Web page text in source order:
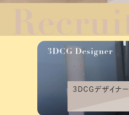
3DCG Designer
3DCGデザイナー